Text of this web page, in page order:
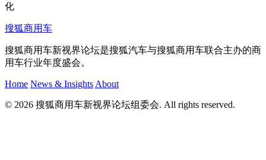
化
搜狐商用车
搜狐商用车新视界论坛是搜狐汽车与搜狐商用车联合主办的商
用车行业年度盛会。
Home News & Insights About
© 2026 搜狐商用车新视界论坛组委会. All rights reserved.